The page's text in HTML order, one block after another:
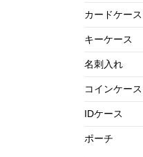
カードケース
キーケース
名刺入れ
コインケース
IDケース
ポーチ